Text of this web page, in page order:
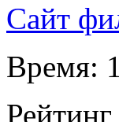
Сайт
Время: